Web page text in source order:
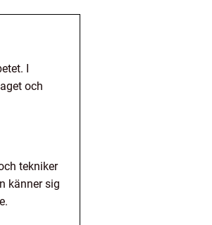
I
och
tekniker
känner sig